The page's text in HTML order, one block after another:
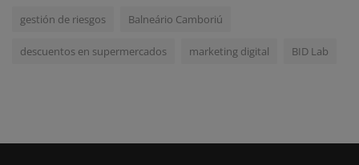
gestión de riesgos Balneário Camboriú
descuentos en supermercados marketing digital BID Lab